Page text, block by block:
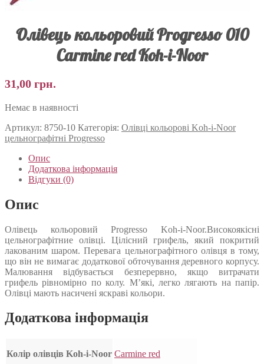
Олівець кольоровий Progresso 010
Carmine red Koh-i-Noor
31,00 грн.
Немає в наявності
Артикул: 8750-10 Категорія: Олівці кольорові Koh-i-Noor
цельнографітні Progresso
Опис
Додаткова інформація
Відгуки (0)
Опис
Олівець кольоровий Progresso Koh-i-Noor.Високоякісні
цельнографітние олівці. Цілісний грифель, який покритий
лакованим шаром. Перевага цельнографітного олівця в тому,
що він не вимагає додаткової обточування деревного корпусу.
Малювання відбувається безперервно, якщо витрачати
грифель рівномірно по колу. М’які, легко лягають на папір.
Олівці мають насичені яскраві кольори.
Додаткова інформація
Колір олівців Koh-i-Noor Carmine red